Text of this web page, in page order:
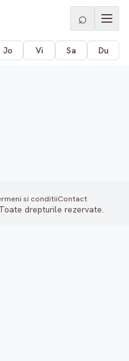
⌕
Jo Vi Sa Du
si conditiiContact
drepturile rezervate.